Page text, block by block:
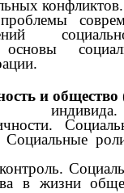
конфликтов.
основы
и общество
Социальные
в жизни